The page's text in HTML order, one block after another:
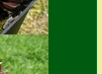
Semps von A – Z
Shop
Suche
Sue Thomas